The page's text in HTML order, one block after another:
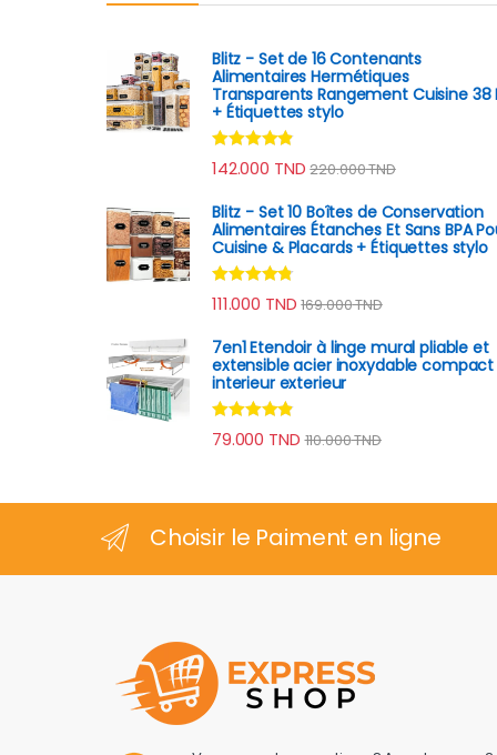
Blitz - Set de 16 Contenants
Alimentaires Hermétiques
Transparents Rangement Cuisine 38
+ Étiquettes stylo
Note4.70
sur 5
142.000 TND 220.000TND
Blitz - Set 10 Boîtes de Conservation
Alimentaires Étanches Et Sans BPA
Cuisine & Placards + Étiquettes stylo
Note4.60
sur 5
111.000 TND 169.000TND
7en1 Etendoir à linge mural pliable et
extensible acier inoxydable compact
interieur exterieur
Note4.70
sur 5
79.000 TND 110.000TND
Choisir le Paiment en ligne